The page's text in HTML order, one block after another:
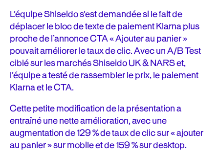
L’équipe Shiseido s’est demandée si le fait de
déplacer le bloc de texte de paiement Klarna plus
proche de l’annonce CTA « Ajouter au panier »
pouvait améliorer le taux de clic. Avec un A/B Test
ciblé sur les marchés Shiseido UK & NARS et,
l’équipe a testé de rassembler le prix, le paiement
Klarna et le CTA.
Cette petite modification de la présentation a
entraîné une nette amélioration, avec une
augmentation de 129 % de taux de clic sur « ajouter
au panier » sur mobile et de 159 % sur desktop.